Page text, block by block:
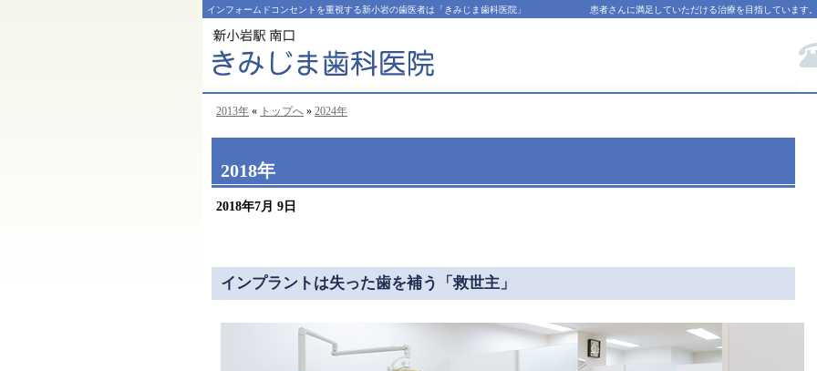
2018年
患者さんに満足していただける治療を目指しています
インフォームドコンセントを重視する新小岩の歯医者は「きみじま歯科医院」
2013年 « トップへ » 2024年
2018年7月 9日
インプラントは失った歯を補う「救世主」